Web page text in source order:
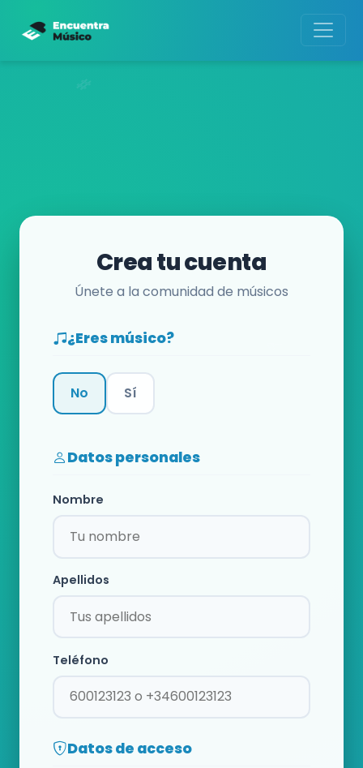
Crea tu cuenta
Únete a la comunidad de músicos
¿Eres músico?
No Sí
Datos personales
Nombre
Apellidos
Teléfono
Datos de acceso